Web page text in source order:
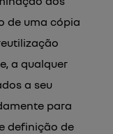
de uma cópia
a qualquer
a seu
para
definição de